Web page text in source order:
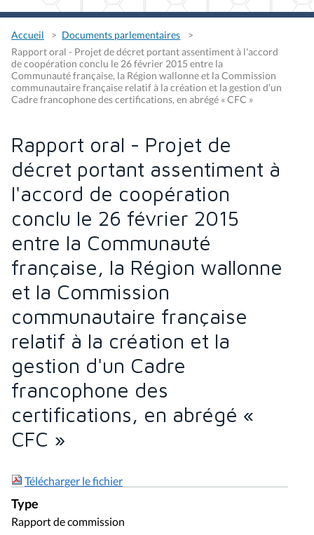
Accueil
Documents parlementaires
Rapport oral - Projet de décret portant assentiment à l'accord
de coopération conclu le 26 février 2015 entre la
Communauté française, la Région wallonne et la Commission
communautaire française relatif à la création et la gestion d'un
Cadre francophone des certifications, en abrégé « CFC »
Rapport oral - Projet de
décret portant assentiment à
l'accord de coopération
conclu le 26 février 2015
entre la Communauté
française, la Région wallonne
et la Commission
communautaire française
relatif à la création et la
gestion d'un Cadre
francophone des
certifications, en abrégé «
CFC »
Télécharger le fichier
Type
Rapport de commission